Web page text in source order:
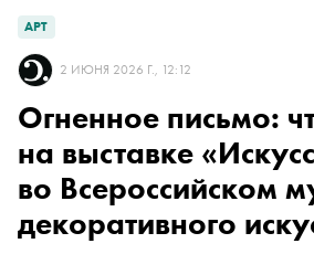
АРТ
2 ИЮНЯ 2026 Г., 12:12
Огненное письмо:
на выставке
во Всероссийском
декоративного